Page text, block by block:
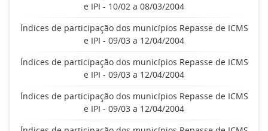
e IPI - 10/02 a 08/03/2004
Índices de participação dos municípios Repasse de ICMS
e IPI - 09/03 a 12/04/2004
Índices de participação dos municípios Repasse de ICMS
e IPI - 09/03 a 12/04/2004
Índices de participação dos municípios Repasse de ICMS
e IPI - 09/03 a 12/04/2004